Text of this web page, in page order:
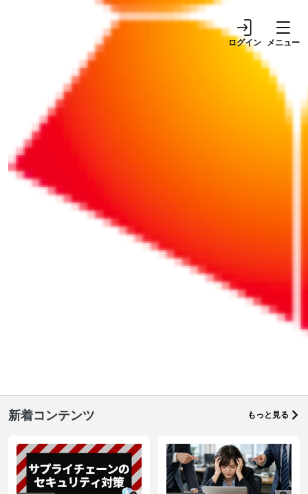
ログイン メニュー
実践できるメニュー例付き！ 夏バテ・熱中症を防ぐラ
ンチ術
新着コンテンツ もっと見る